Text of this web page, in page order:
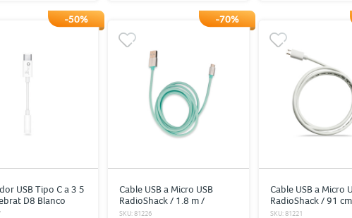
-50%
USB Tipo C a 3 5
D8 Blanco
-70%
Cable USB a Micro USB
RadioShack / 1.8 m /
Trenzado / Menta
SKU: 81226
Cable USB a Micro
RadioShack / 91
Plástico / Blanco
SKU: 81221